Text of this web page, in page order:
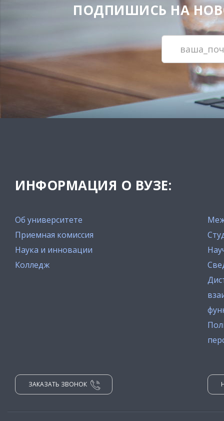
ПОДПИШИСЬ НА
ИНФОРМАЦИЯ О ВУЗЕ:
Об университете
Приемная комиссия
Наука и инновации
Колледж
ЗАКАЗАТЬ ЗВОНОК